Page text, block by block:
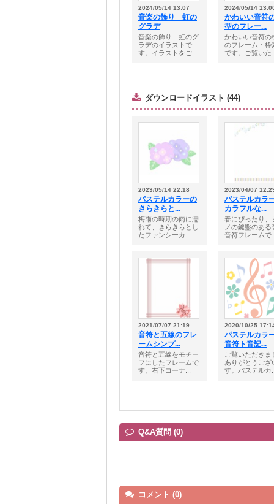
2024/05/14 13:07
音楽の飾り 虹の
グラデ
音楽の飾り 虹のグ
ラデのイラストで
す。イラストをご...
2024/05/14
かわいい音符
型のフレー...
かわいい音符の
のフレーム・枠
です。ご覧いた
ダウンロードイラスト (44)
2023/05/14 22:18
パステルカラーの
きらきらと...
梅雨の時期の雨に濡
れて、きらきらとし
たファンシーカ...
2023/04/07
パステルカラ
カラフルな...
春にぴったり、
ノの鍵盤のある
音符フレームで
2021/07/07 21:19
音符と五線のフレ
ームシンプ...
音符と五線をモチー
フにしたフレームで
す。右下コーナ...
2020/10/25
パステルカラ
音符ト音記...
ご覧いただきま
ありがとうござ
す。パステルカ
Q&A質問 (0)
コメント (0)